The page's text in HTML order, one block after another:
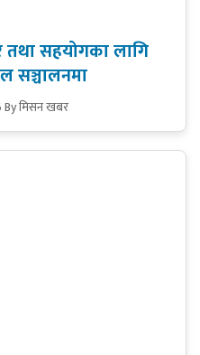
तथा सहयोगका लागि
सञ्चालनमा
By मिसन खबर